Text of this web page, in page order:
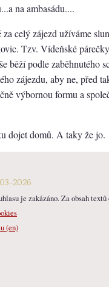
na ambasádu....
celý zájezd užíváme
Tzv. Vídeňské
běží podle zaběhnutého
zájezdu, aby ne, před
výbornou formu a
dojet domů. A taky že jo.
2026
je zakázáno. Za obsah
(en)